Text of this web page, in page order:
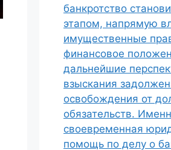
банкротство
этапом, напрямую
имущественные
финансовое
дальнейшие
взыскания
освобождения от
обязательств.
своевременная
помощь по делу о